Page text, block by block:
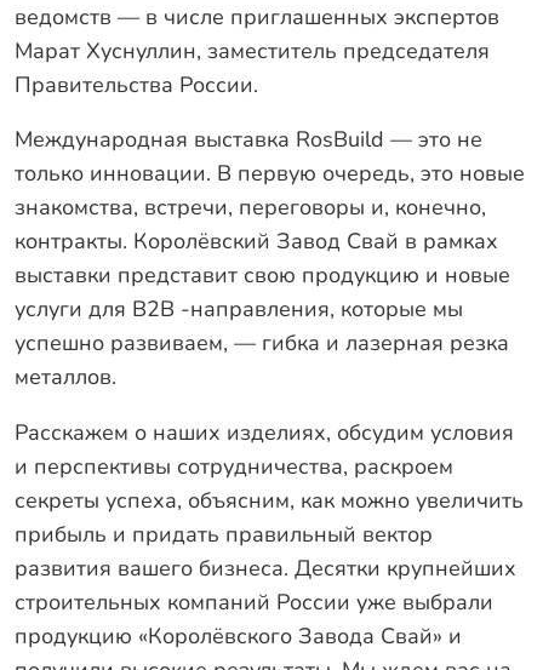
ведомств — в числе приглашенных экспертов
Марат Хуснуллин, заместитель председателя
Правительства России.
Международная выставка RosBuild — это не
только инновации. В первую очередь, это новые
знакомства, встречи, переговоры и, конечно,
контракты. Королёвский Завод Свай в рамках
выставки представит свою продукцию и новые
услуги для В2В -направления, которые мы
успешно развиваем, — гибка и лазерная резка
металлов.
Расскажем о наших изделиях, обсудим условия
и перспективы сотрудничества, раскроем
секреты успеха, объясним, как можно увеличить
прибыль и придать правильный вектор
развития вашего бизнеса. Десятки крупнейших
строительных компаний России уже выбрали
продукцию «Королёвского Завода Свай» и